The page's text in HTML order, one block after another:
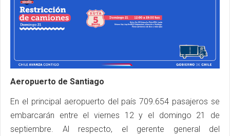
Aeropuerto de Santiago
En el principal aeropuerto del país 709.654 pasajeros se
embarcarán entre el viernes 12 y el domingo 21 de
septiembre. Al respecto, el gerente general del